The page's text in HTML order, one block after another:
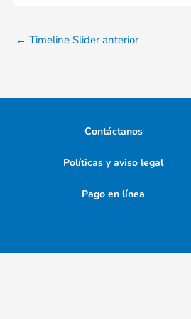
← Timeline Slider anterior
Contáctanos
Políticas y aviso legal
Pago en línea